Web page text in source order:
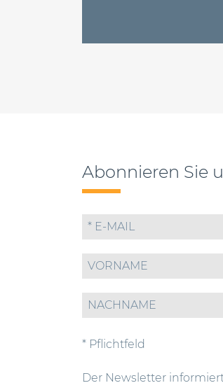
Abonnieren Sie
* Pflichtfeld
Der Newsletter